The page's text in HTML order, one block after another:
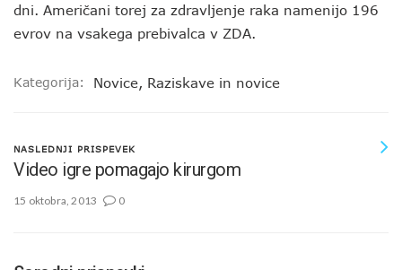
dni. Američani torej za zdravljenje raka namenijo 196
evrov na vsakega prebivalca v ZDA.
Kategorija: Novice, Raziskave in novice
NASLEDNJI PRISPEVEK
Video igre pomagajo kirurgom
15 oktobra, 2013 0